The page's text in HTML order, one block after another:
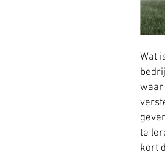
Wat
waar
te
kort